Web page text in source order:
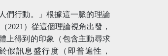
們行動。」根據這一脈的理論
2021）從這個理論視角出發，
上得到的印象（包含主動尋求
假訊息盛行度（即普遍性，